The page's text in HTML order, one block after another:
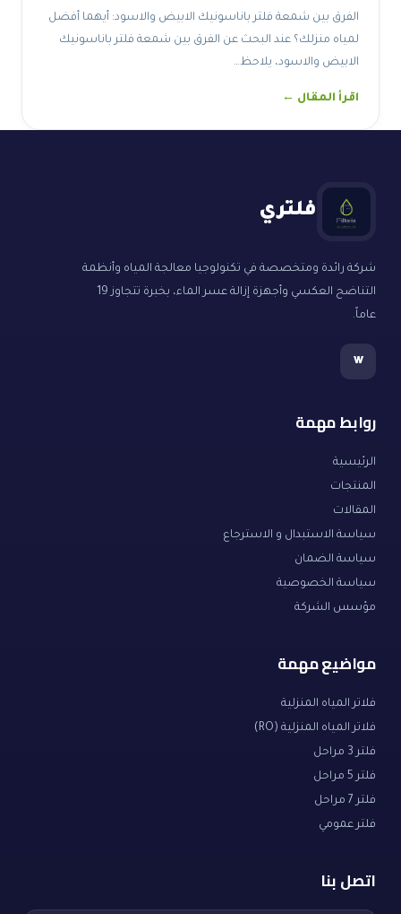
الفرق بين شمعة فلتر باناسونيك الابيض والاسود: أيهما أفضل
لمياه منزلك؟ عند البحث عن الفرق بين شمعة فلتر باناسونيك
الابيض والاسود، يلاحظ…
اقرأ المقال ←
فلتري
شركة رائدة ومتخصصة في تكنولوجيا معالجة المياه وأنظمة
التناضح العكسي وأجهزة إزالة عسر الماء، بخبرة تتجاوز 19
عاماً.
w
روابط مهمة
الرئيسية
المنتجات
المقالات
سياسة الاستبدال و الاسترجاع
سياسة الضمان
سياسة الخصوصية
مؤسس الشركة
مواضيع مهمة
فلاتر المياه المنزلية
فلاتر المياه المنزلية (RO)
فلتر 3 مراحل
فلتر 5 مراحل
فلتر 7 مراحل
فلتر عمومي
اتصل بنا